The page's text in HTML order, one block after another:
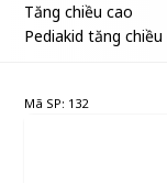
Tăng chiều cao
Pediakid tăng
Mã SP: 132